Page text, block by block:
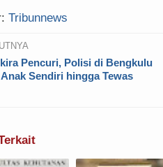
Tribunnews
Pencuri, Polisi di Bengkulu
Sendiri hingga Tewas